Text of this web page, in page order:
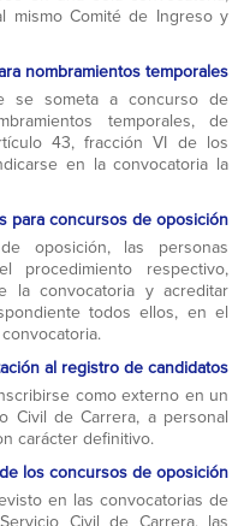
mismo Comité de Ingreso y
nombramientos temporales
someta a concurso de
temporales, de
43, fracción VI de los
en la convocatoria la
para concursos de oposición
oposición, las personas
procedimiento respectivo,
la convocatoria y acreditar
todos ellos, en el
al registro de candidatos
como externo en un
Civil de Carrera, a personal
carácter definitivo.
los concursos de oposición
en las convocatorias de
Civil de Carrera, las